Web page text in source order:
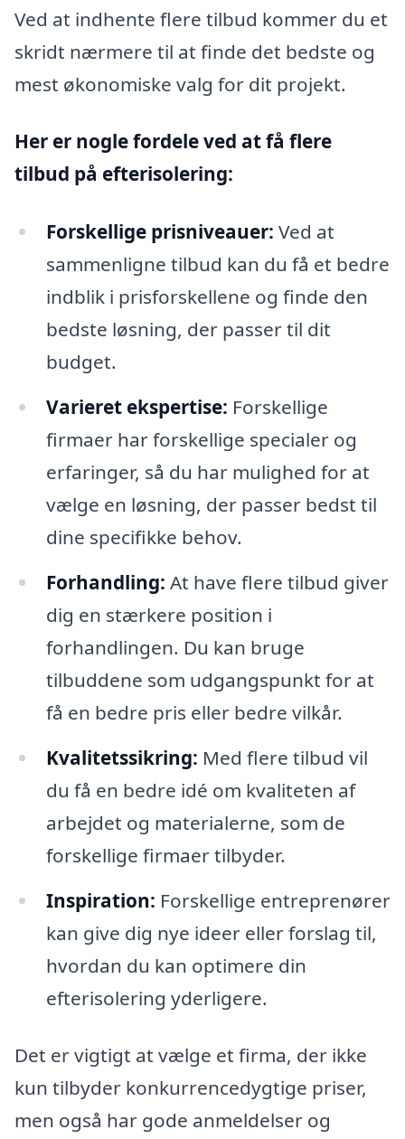
Ved at indhente flere tilbud kommer du et
skridt nærmere til at finde det bedste og
mest økonomiske valg for dit projekt.
Her er nogle fordele ved at få flere
tilbud på efterisolering:
Forskellige prisniveauer: Ved at
sammenligne tilbud kan du få et bedre
indblik i prisforskellene og finde den
bedste løsning, der passer til dit
budget.
Varieret ekspertise: Forskellige
firmaer har forskellige specialer og
erfaringer, så du har mulighed for at
vælge en løsning, der passer bedst til
dine specifikke behov.
Forhandling: At have flere tilbud giver
dig en stærkere position i
forhandlingen. Du kan bruge
tilbuddene som udgangspunkt for at
få en bedre pris eller bedre vilkår.
Kvalitetssikring: Med flere tilbud vil
du få en bedre idé om kvaliteten af
arbejdet og materialerne, som de
forskellige firmaer tilbyder.
Inspiration: Forskellige entreprenører
kan give dig nye ideer eller forslag til,
hvordan du kan optimere din
efterisolering yderligere.
Det er vigtigt at vælge et firma, der ikke
kun tilbyder konkurrencedygtige priser,
men også har gode anmeldelser og